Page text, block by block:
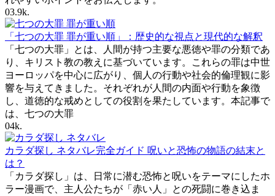
03.9k.
「七つの大罪 罪が重い順」：歴史的な視点と現代的な解釈
「七つの大罪」とは、人間が持つ主要な悪徳や罪の分類であ
り、キリスト教の教えに基づいています。これらの罪は中世
ヨーロッパを中心に広がり、個人の行動や社会的倫理観に影
響を与えてきました。それぞれが人間の内面や行動を象徴
し、道徳的な戒めとしての役割を果たしています。本記事で
は、七つの大罪
04k.
カラダ探し ネタバレ完全ガイド 呪いと恐怖の物語の結末と
は？
「カラダ探し」は、日常に潜む恐怖と呪いをテーマにしたホ
ラー漫画で、主人公たちが「赤い人」との死闘に巻き込ま